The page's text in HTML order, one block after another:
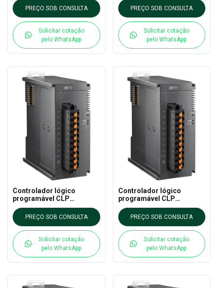
CLP EXTN
PREÇO SOB CONSULTA
Solicitar cotação
pelo WhatsApp
CLP EXTN
PREÇO SOB CONSULTA
Solicitar cotação
pelo WhatsApp
Controlador lógico
programável CLP
AS32AM10N-A DELTA - AS
CLP EXTN
PREÇO SOB CONSULTA
Solicitar cotação
pelo WhatsApp
Controlador lógico
programável CLP
AS32AM10N-A DELTA - AS
CLP EXTN
PREÇO SOB CONSULTA
Solicitar cotação
pelo WhatsApp